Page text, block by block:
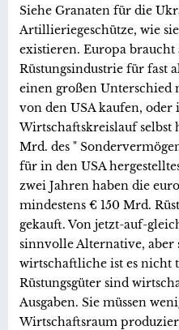
Siehe Granaten für die
Artillieriegeschütze, wie
existieren. Europa
Rüstungsindustrie für fast
einen großen
von den USA kaufen, oder
Wirtschaftskreislauf selbst
Mrd. des "
für in den USA
zwei Jahren haben die
mindestens € 150 Mrd.
gekauft. Von jetzt-auf-
sinnvolle Alternative, aber
wirtschaftliche ist es nicht
Rüstungsgüter sind
Ausgaben. Sie müssen
Wirtschaftsraum